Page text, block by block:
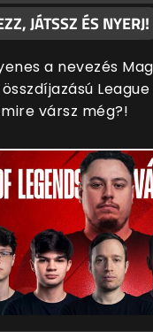
JÁTSSZ ÉS NYERJ!
a nevezés
vársz még?!